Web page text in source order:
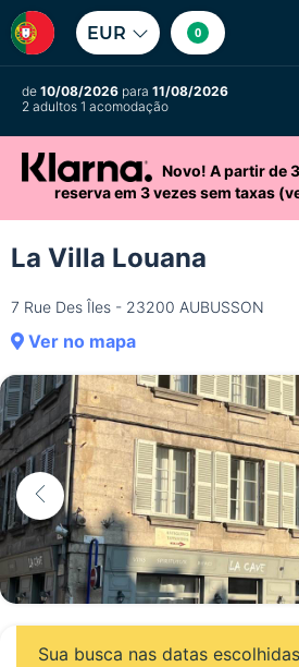
EUR 0
de 10/08/2026 para 11/08/2026
2 adultos 1 acomodação
Novo! A partir de
reserva em 3 vezes sem taxas
La Villa Louana
7 Rue Des Îles - 23200 AUBUSSON
Ver no mapa
Sua busca nas datas